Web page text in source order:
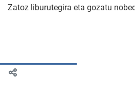
Zatoz liburutegira eta gozatu